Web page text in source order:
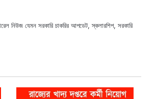
নিউজ যেমন সরকারি চাকরির আপডেট, স্কলারশিপ, সরকারি